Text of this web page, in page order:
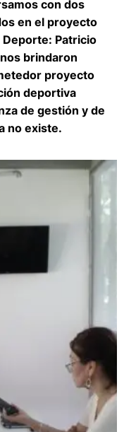
con dos
en el proyecto
Deporte: Patricio
brindaron
proyecto
deportiva
de gestión y de
no existe.